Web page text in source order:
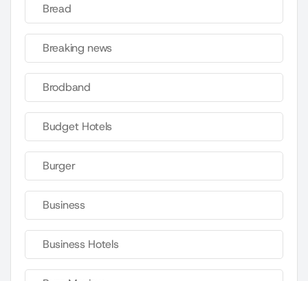
Bread
Breaking news
Brodband
Budget Hotels
Burger
Business
Business Hotels